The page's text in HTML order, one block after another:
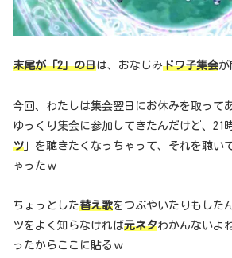
末尾が「2」の日は、おなじみドワ子集会
今回、わたしは集会翌日にお休みを取って
ゆっくり集会に参加してきたんだけど、21
ツ 」を聴きたくなっちゃって、それを聴い
ゃったｗ
ちょっとした替え歌をつぶやいたりもした
ツをよく知らなければ元ネタわかんない
ったからここに貼るｗ